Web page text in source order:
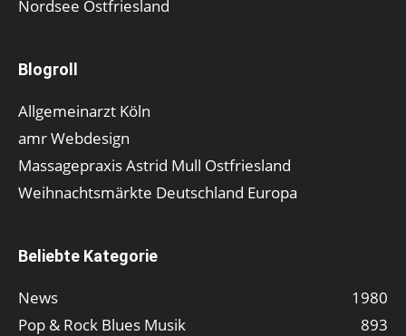
Nordsee Ostfriesland
Blogroll
Allgemeinarzt Köln
amr Webdesign
Massagepraxis Astrid Mull Ostfriesland
Weihnachtsmärkte Deutschland Europa
Beliebte Kategorie
News
1980
Pop & Rock Blues Musik
893